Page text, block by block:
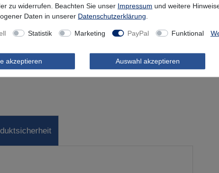
zu widerrufen. Beachten Sie unser Impressum und weitere
Daten in unserer Daten­schutz­erklärung
Statistik Marketing PayPal Funktional
akzeptieren Auswahl akzeptieren